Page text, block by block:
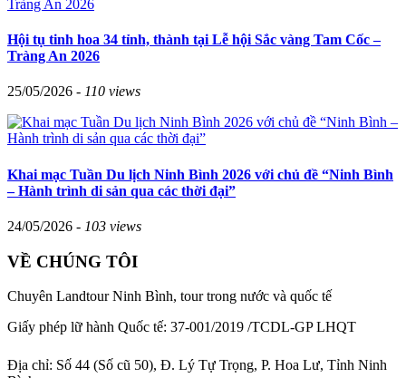
Hội tụ tinh hoa 34 tỉnh, thành tại Lễ hội Sắc vàng Tam Cốc –
Tràng An 2026
25/05/2026 - 110 views
Khai mạc Tuần Du lịch Ninh Bình 2026 với chủ đề “Ninh Bình
– Hành trình di sản qua các thời đại”
24/05/2026 - 103 views
VỀ CHÚNG TÔI
Chuyên Landtour Ninh Bình, tour trong nước và quốc tế
Giấy phép lữ hành Quốc tế: 37-001/2019 /TCDL-GP LHQT
Địa chỉ: Số 44 (Số cũ 50), Đ. Lý Tự Trọng, P. Hoa Lư, Tỉnh Ninh